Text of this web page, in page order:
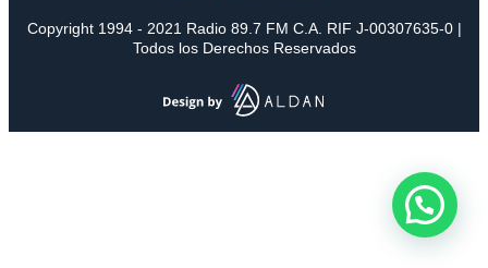
Copyright 1994 - 2021 Radio 89.7 FM C.A. RIF J-00307635-0 |
Todos los Derechos Reservados